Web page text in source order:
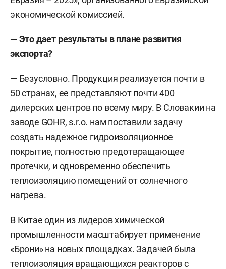
экономической комиссией.
— Это дает результаты в плане развития
экспорта?
— Безусловно. Продукция реализуется почти в
50 странах, ее представляют почти 400
дилерских центров по всему миру. В Словакии на
заводе GOHR, s.r.o. нам поставили задачу
создать надежное гидроизоляционное
покрытие, полностью предотвращающее
протечки, и одновременно обеспечить
теплоизоляцию помещений от солнечного
нагрева.
В Китае один из лидеров химической
промышленности масштабирует применение
«Брони» на новых площадках. Задачей была
теплоизоляция вращающихся реакторов с